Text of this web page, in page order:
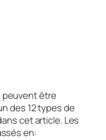
peuvent être
des 12 types de
cet article. Les
en: